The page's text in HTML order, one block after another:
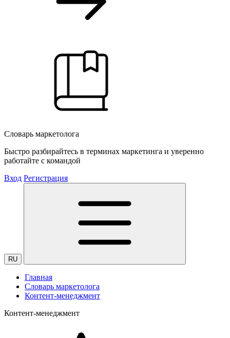
Словарь маркетолога
Быстро разбирайтесь в терминах маркетинга и уверенно
работайте с командой
Вход Регистрация
RU
Главная
Словарь маркетолога
Контент-менеджмент
Контент-менеджмент